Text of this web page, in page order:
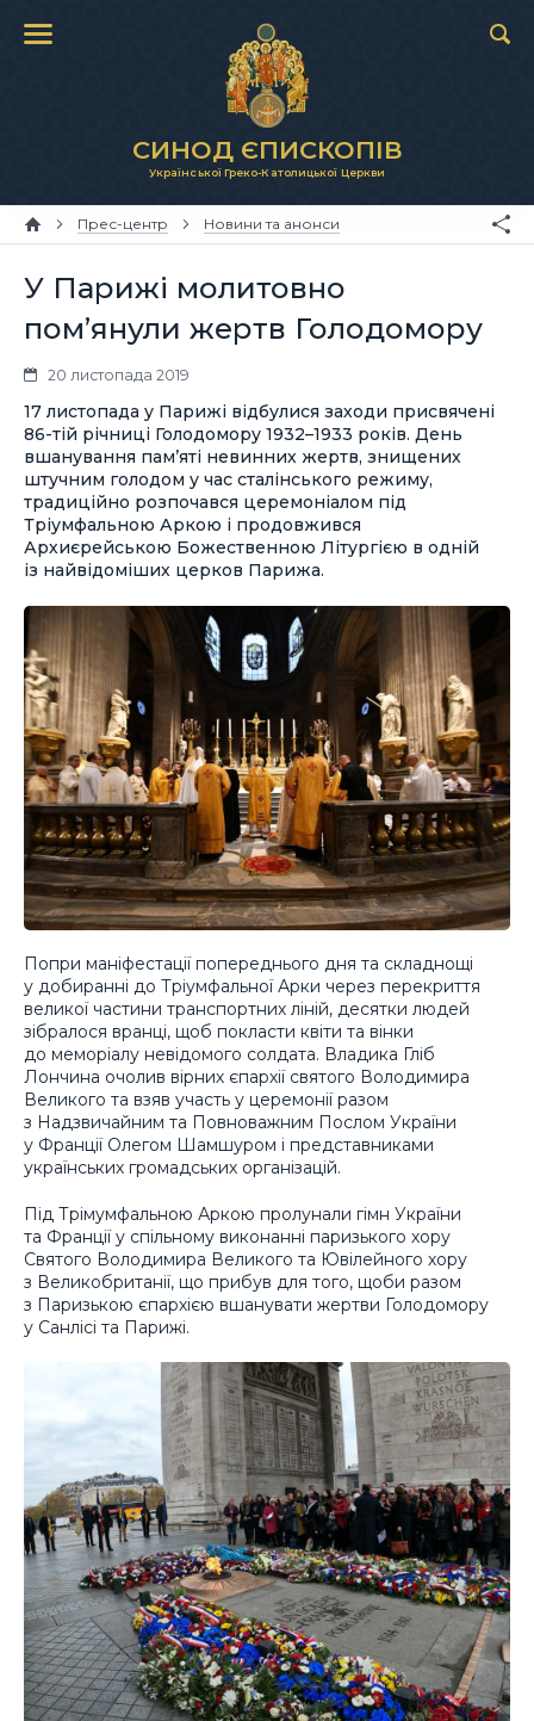
СИНОД ЄПИСКОПІВ
Української Греко-Католицької Церкви
Прес-центр Новини та анонси
У Парижі молитовно
пом’янули жертв Голодомору
20 листопада 2019
17 листопада у Парижі відбулися заходи присвячені
86-тій річниці Голодомору 1932–1933 років. День
вшанування пам’яті невинних жертв, знищених
штучним голодом у час сталінського режиму,
традиційно розпочався церемоніалом під
Тріумфальною Аркою і продовжився
Архиєрейською Божественною Літургією в одній
iз найвідоміших церков Парижа.
Попри маніфестації попереднього дня та складнощі
у добиранні до Тріумфальної Арки через перекриття
великої частини транспортних ліній, десятки людей
зібралося вранці, щоб покласти квіти та вінки
до меморіалу невідомого солдата. Владика Гліб
Лончина очолив вірних єпархії святого Володимира
Великого та взяв участь у церемонії разом
з Надзвичайним та Повноважним Послом України
у Франції Олегом Шамшуром і представниками
українських громадських організацій.
Під Трімумфальною Аркою пролунали гімн України
та Франції у спільному виконанні паризького хору
Святого Володимира Великого та Ювілейного хору
з Великобританії, що прибув для того, щоби разом
з Паризькою єпархією вшанувати жертви Голодомору
у Санлісі та Парижі.